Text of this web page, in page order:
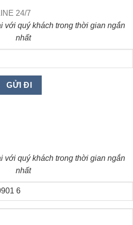
24/7
với quý khách trong thời gian ngắn
nhất
với quý khách trong thời gian ngắn
nhất